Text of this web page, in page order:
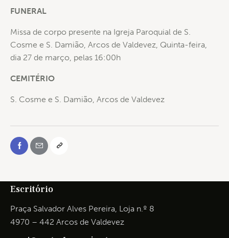
FUNERAL
Missa de corpo presente na Igreja Paroquial de S.
Cosme e S. Damião, Arcos de Valdevez, Quinta-feira,
dia 27 de março, pelas 16:00h
CEMITÉRIO
S. Cosme e S. Damião, Arcos de Valdevez
Escritório
Praça Salvador Alves Pereira, Loja n.º 8
4970 – 442 Arcos de Valdevez